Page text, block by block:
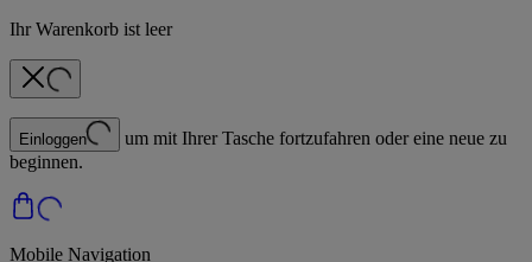
Ihr Warenkorb ist leer
Einloggen
um mit Ihrer Tasche fortzufahren oder eine neue zu
beginnen.
Mobile Navigation